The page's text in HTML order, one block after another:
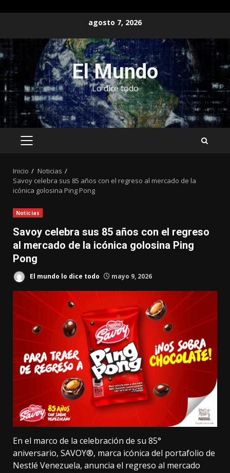
contenido
agosto 7, 2026
El Mundo
Lo dice todo
MENÚ
Inicio
Noticias
Savoy celebra sus 85 años con el regreso al mercado de la
icónica golosina Ping Pong
Noticias
Savoy celebra sus 85 años con el regreso
al mercado de la icónica golosina Ping
Pong
El mundo lo dice todo mayo 9, 2026
En el marco de la celebración de su 85°
aniversario, SAVOY®, marca icónica del portafolio de
Nestlé Venezuela, anuncia el regreso al mercado